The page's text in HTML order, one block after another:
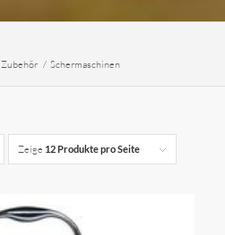
Zubehör / Schermaschinen
Zeige 12 Produkte pro Seite